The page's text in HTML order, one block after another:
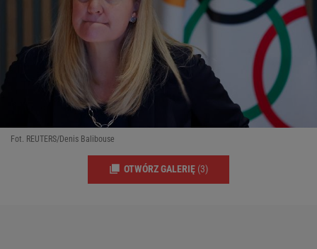
Fot. REUTERS/Denis Balibouse
OTWÓRZ GALERIĘ (3)